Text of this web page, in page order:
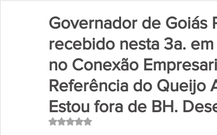
Governador de Goiás
recebido nesta 3a.
no Conexão
Referência do Queijo
Estou fora de BH.
Avaliado com NaN de 5 estrelas.